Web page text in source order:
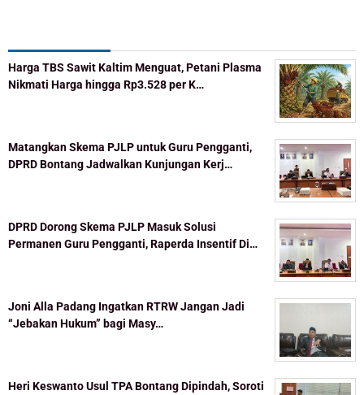
Harga TBS Sawit Kaltim Menguat, Petani Plasma
Nikmati Harga hingga Rp3.528 per K…
Matangkan Skema PJLP untuk Guru Pengganti,
DPRD Bontang Jadwalkan Kunjungan Kerj…
DPRD Dorong Skema PJLP Masuk Solusi
Permanen Guru Pengganti, Raperda Insentif Di…
Joni Alla Padang Ingatkan RTRW Jangan Jadi
“Jebakan Hukum” bagi Masy…
Heri Keswanto Usul TPA Bontang Dipindah, Soroti